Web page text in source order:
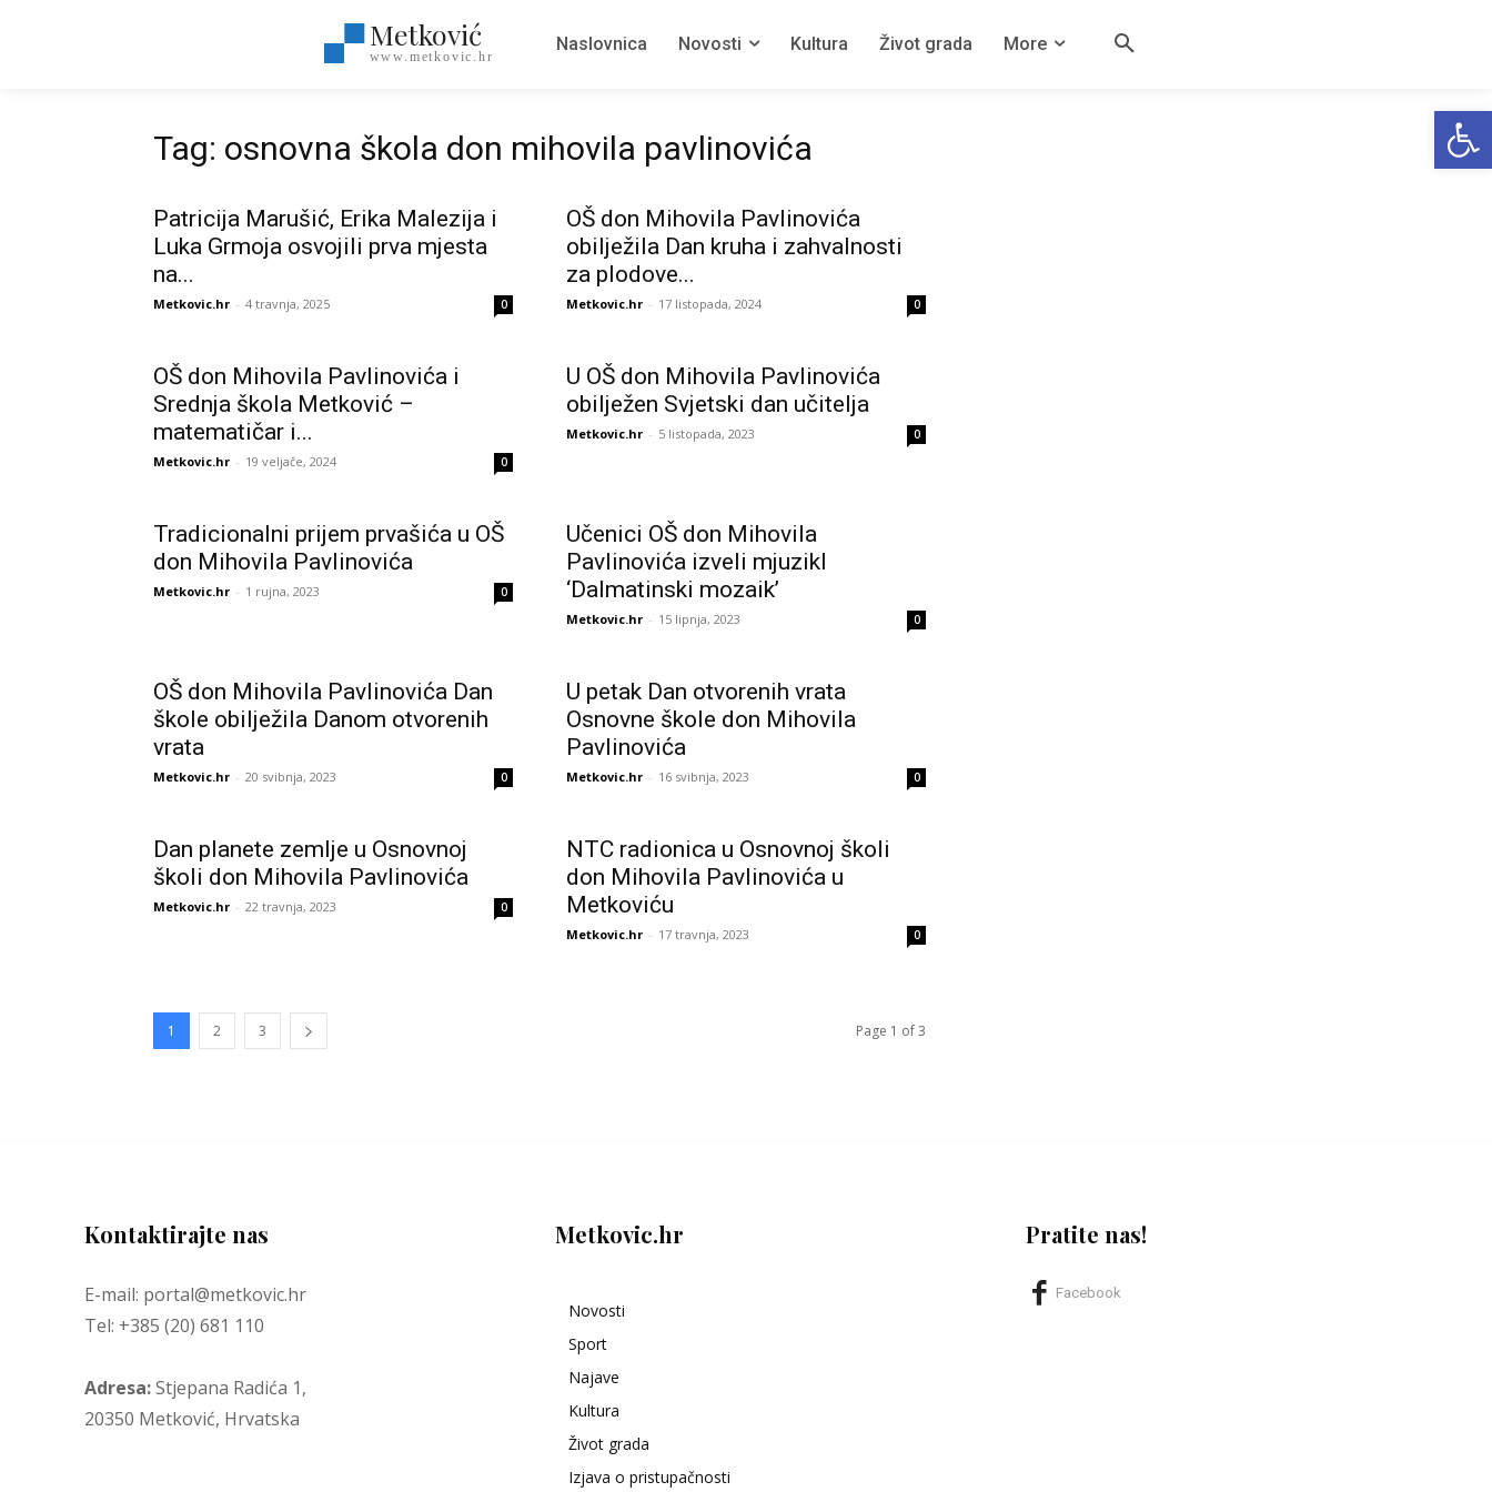
Metković
www.metkovic.hr
Naslovnica Novosti Kultura Život grada More
Tag: osnovna škola don mihovila pavlinovića
Patricija Marušić, Erika Malezija i
Luka Grmoja osvojili prva mjesta
na...
Metkovic.hr - 4 travnja, 2025 0
OŠ don Mihovila Pavlinovića
obilježila Dan kruha i zahvalnosti
za plodove...
Metkovic.hr - 17 listopada, 2024 0
OŠ don Mihovila Pavlinovića i
Srednja škola Metković –
matematičar i...
Metkovic.hr - 19 veljače, 2024 0
U OŠ don Mihovila Pavlinovića
obilježen Svjetski dan učitelja
Metkovic.hr - 5 listopada, 2023 0
Tradicionalni prijem prvašića u OŠ
don Mihovila Pavlinovića
Metkovic.hr - 1 rujna, 2023 0
Učenici OŠ don Mihovila
Pavlinovića izveli mjuzikl
‘Dalmatinski mozaik’
Metkovic.hr - 15 lipnja, 2023 0
OŠ don Mihovila Pavlinovića Dan
škole obilježila Danom otvorenih
vrata
Metkovic.hr - 20 svibnja, 2023 0
U petak Dan otvorenih vrata
Osnovne škole don Mihovila
Pavlinovića
Metkovic.hr - 16 svibnja, 2023 0
Dan planete zemlje u Osnovnoj
školi don Mihovila Pavlinovića
Metkovic.hr - 22 travnja, 2023 0
NTC radionica u Osnovnoj školi
don Mihovila Pavlinovića u
Metkoviću
Metkovic.hr - 17 travnja, 2023 0
1 2 3 Page 1 of 3
Kontaktirajte nas
E-mail: portal@metkovic.hr
Tel: +385 (20) 681 110
Adresa:Stjepana Radića 1,
20350 Metković, Hrvatska
Metkovic.hr
Novosti
Sport
Najave
Kultura
Život grada
Izjava o pristupačnosti
Pratite nas!
Facebook